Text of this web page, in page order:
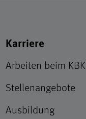
Karriere
Arbeiten beim KBK
Stellenangebote
Ausbildung